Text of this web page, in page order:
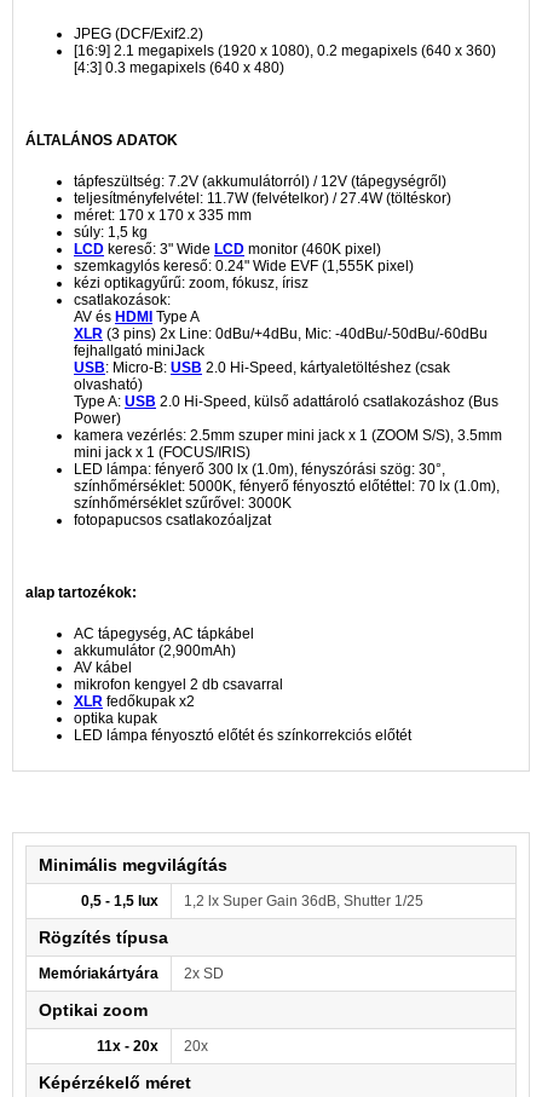
JPEG (DCF/Exif2.2)
[16:9] 2.1 megapixels (1920 x 1080), 0.2 megapixels (640 x 360)
[4:3] 0.3 megapixels (640 x 480)
ÁLTALÁNOS ADATOK
tápfeszültség: 7.2V (akkumulátorról) / 12V (tápegységről)
teljesítményfelvétel: 11.7W (felvételkor) / 27.4W (töltéskor)
méret: 170 x 170 x 335 mm
súly: 1,5 kg
LCD kereső: 3" Wide LCD monitor (460K pixel)
szemkagylós kereső: 0.24" Wide EVF (1,555K pixel)
kézi optikagyűrű: zoom, fókusz, írisz
csatlakozások:
AV és HDMI Type A
XLR (3 pins) 2x Line: 0dBu/+4dBu, Mic: -40dBu/-50dBu/-60dBu
fejhallgató miniJack
USB: Micro-B: USB 2.0 Hi-Speed, kártyaletöltéshez (csak
olvasható)
Type A: USB 2.0 Hi-Speed, külső adattároló csatlakozáshoz (Bus
Power)
kamera vezérlés: 2.5mm szuper mini jack x 1 (ZOOM S/S), 3.5mm
mini jack x 1 (FOCUS/IRIS)
LED lámpa: fényerő 300 lx (1.0m), fényszórási szög: 30°,
színhőmérséklet: 5000K, fényerő fényosztó előtéttel: 70 lx (1.0m),
színhőmérséklet szűrővel: 3000K
fotopapucsos csatlakozóaljzat
alap tartozékok:
AC tápegység, AC tápkábel
akkumulátor (2,900mAh)
AV kábel
mikrofon kengyel 2 db csavarral
XLR fedőkupak x2
optika kupak
LED lámpa fényosztó előtét és színkorrekciós előtét
Minimális megvilágítás
0,5 - 1,5 lux 1,2 lx Super Gain 36dB, Shutter 1/25
Rögzítés típusa
Memóriakártyára 2x SD
Optikai zoom
11x - 20x 20x
Képérzékelő méret